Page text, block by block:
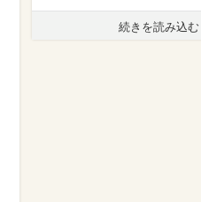
続きを読み込む